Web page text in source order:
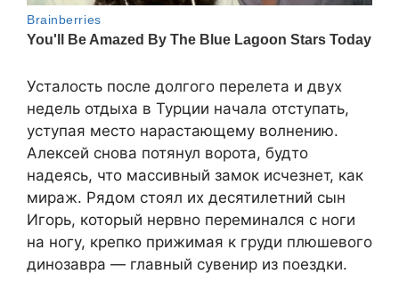
Усталость после долгого перелета и двух
недель отдыха в Турции начала отступать,
уступая место нарастающему волнению.
Алексей снова потянул ворота, будто
надеясь, что массивный замок исчезнет, как
мираж. Рядом стоял их десятилетний сын
Игорь, который нервно переминался с ноги
на ногу, крепко прижимая к груди плюшевого
динозавра — главный сувенир из поездки.